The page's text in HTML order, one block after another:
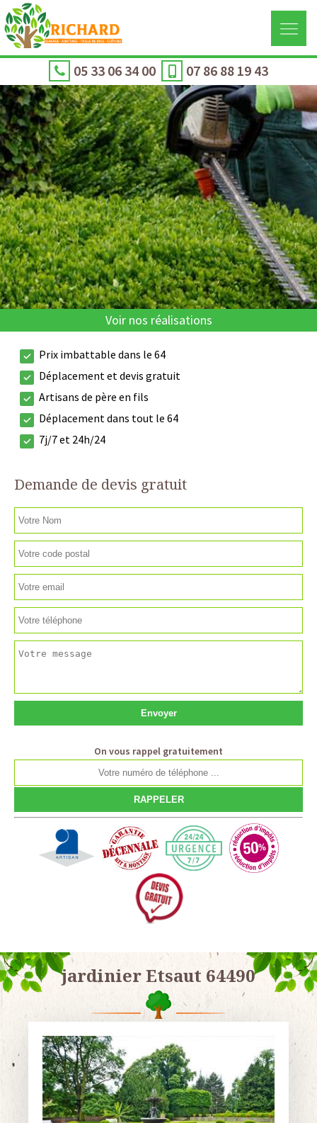
05 33 06 34 00 07 86 88 19 43
Voir nos réalisations
Prix imbattable dans le 64
Déplacement et devis gratuit
Artisans de père en fils
Déplacement dans tout le 64
7j/7 et 24h/24
Demande de devis gratuit
On vous rappel gratuitement
jardinier Etsaut 64490